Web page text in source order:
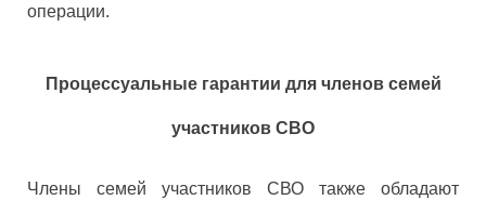
операции.
Процессуальные гарантии для членов семей
участников СВО
Члены семей участников СВО также обладают